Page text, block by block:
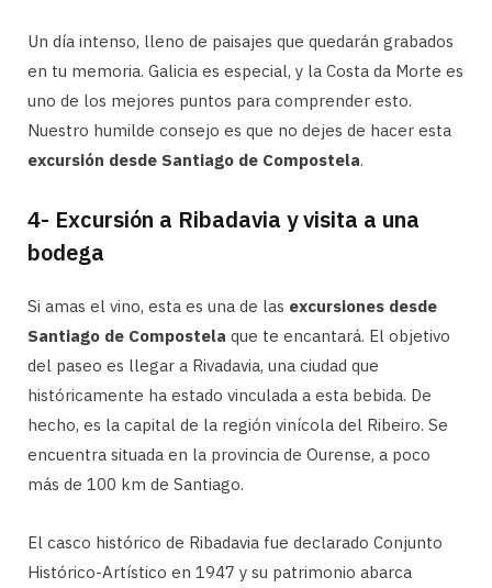
Un día intenso, lleno de paisajes que quedarán grabados
en tu memoria. Galicia es especial, y la Costa da Morte es
uno de los mejores puntos para comprender esto.
Nuestro humilde consejo es que no dejes de hacer esta
excursión desde Santiago de Compostela.
4- Excursión a Ribadavia y visita a una
bodega
Si amas el vino, esta es una de las excursiones desde
Santiago de Compostela que te encantará. El objetivo
del paseo es llegar a Rivadavia, una ciudad que
históricamente ha estado vinculada a esta bebida. De
hecho, es la capital de la región vinícola del Ribeiro. Se
encuentra situada en la provincia de Ourense, a poco
más de 100 km de Santiago.
El casco histórico de Ribadavia fue declarado Conjunto
Histórico-Artístico en 1947 y su patrimonio abarca